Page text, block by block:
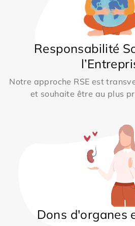
Responsabilité
Notre approche RSE est
et souhaite être au plus
Dons d'organes